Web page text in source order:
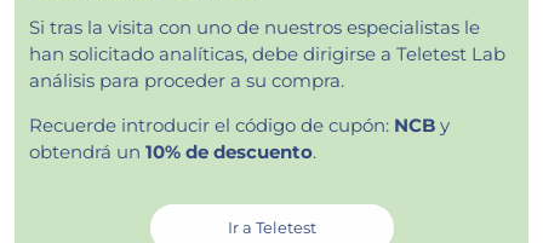
Si tras la visita con uno de nuestros especialistas le
han solicitado analíticas, debe dirigirse a Teletest Lab
análisis para proceder a su compra.
Recuerde introducir el código de cupón: NCB y
obtendrá un 10% de descuento.
Ir a Teletest